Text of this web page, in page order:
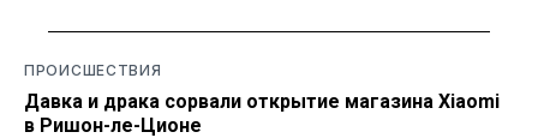
ПРОИСШЕСТВИЯ
Давка и драка сорвали открытие магазина Xiaomi
в Ришон-ле-Ционе